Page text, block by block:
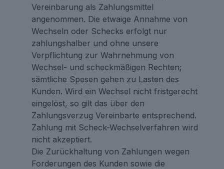
Vereinbarung als Zahlungsmittel
angenommen. Die etwaige Annahme von
Wechseln oder Schecks erfolgt nur
zahlungshalber und ohne unsere
Verpflichtung zur Wahrnehmung von
Wechsel- und scheckmäßigen Rechten;
sämtliche Spesen gehen zu Lasten des
Kunden. Wird ein Wechsel nicht fristgerecht
eingelöst, so gilt das über den
Zahlungsverzug Vereinbarte entsprechend.
Zahlung mit Scheck-Wechselverfahren wird
nicht akzeptiert.
Die Zurückhaltung von Zahlungen wegen
Forderungen des Kunden sowie die